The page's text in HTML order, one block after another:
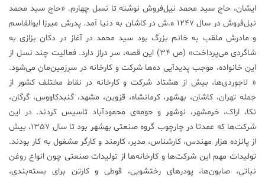
ایشان، حاج سید محمد نیل‌فروش نوشته تا نسل چهارم. «حاج سید محمد
نیل‌فروش در سال 1247 ه.ش در کاشان به دنیا آمد. پدرش میرزا ابوالقاسم
و مادرش ملقب به خانم بزرگ بود سید محمد در آغاز در دکان بزازی به
شاگردی می‌پرداخت» (ص 34) این قصه، سر دراز دارد. فعالیت چند نسل از
این خانواده، موجب پدیدآیی ده‌ها شرکت و کارخانه در سرزمین‌مان می‌شود.
« لاجوردی‌ها، بیش از هشتاد شرکت و کارخانه در نقاط مختلف کشور از
جمله تهران، کاشان، بهشهر، کرمانشاه، قزوین، مشهد، گنبدکاووس، گرگان،
نکا، اراک، خرمشهر، نوشهر و حومه‌ی محمودآباد تاسیس کردند. در این
شرکت‌ها که عمدتا در چارچوب گروه صنعتی بهشهر بود تا سال 1357، بیش
از پانزده ‌هزار مهندس، کارشناس، مدیر، کارمند و کارگر مشغول به کار بودند.
تولیدات مهم این شرکت‌ها و کارخانه‌ها از تولیدات صنعتی چون انواع روغن
نباتی، صابون‌ها، پودرهای رختشویی، قوطی و کارتن برای بسته‌بندی،